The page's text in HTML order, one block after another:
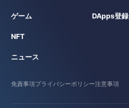
ゲーム
NFT
ニュース
DApps登録
免責事項プライバシーポリシー注意事項